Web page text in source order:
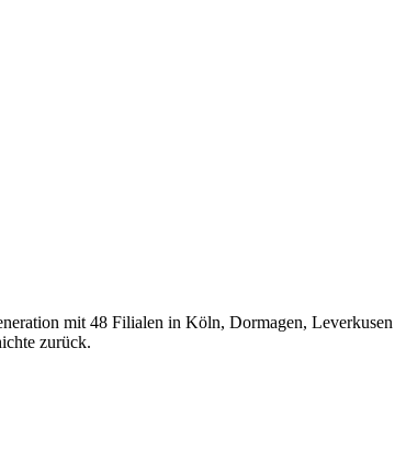
mit 48 Filialen in Köln, Dormagen,
zurück.